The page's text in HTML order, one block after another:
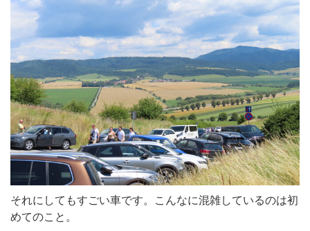
それにしてもすごい車です。こんなに混雑しているのは初
めてのこと。